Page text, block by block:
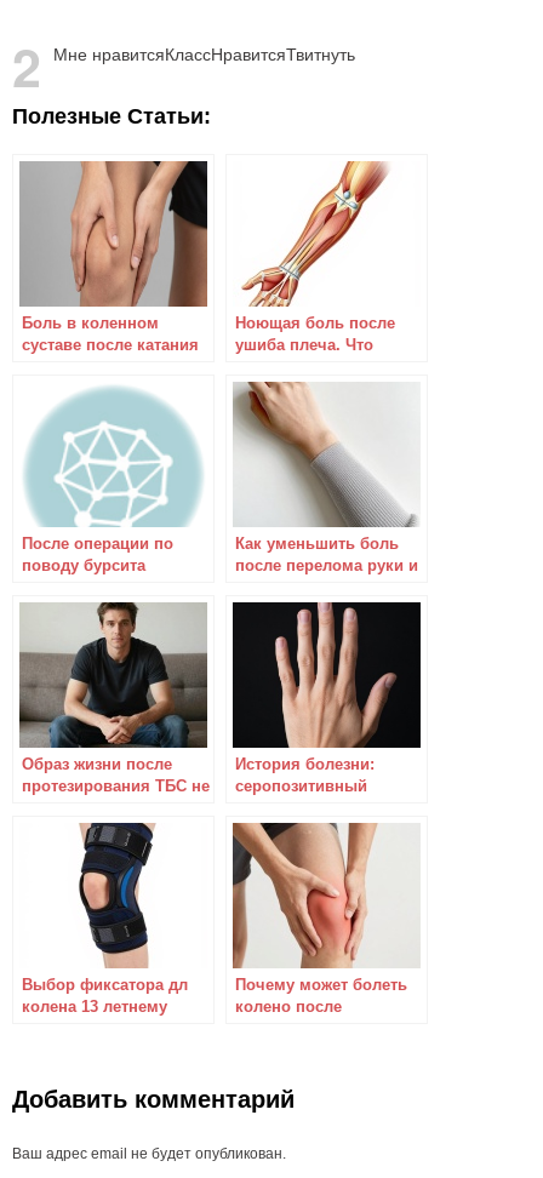
2 Мне нравитсяКлассНравитсяТвитнуть
Полезные Статьи:
Боль в коленном
суставе после катания
Ноющая боль после
ушиба плеча. Что
После операции по
поводу бурсита
Как уменьшить боль
после перелома руки и
выздоровление?
Образ жизни после
протезирования ТБС не
История болезни:
серопозитивный
на основании жалоб
Выбор фиксатора дл
колена 13 летнему
Почему может болеть
колено после
Добавить комментарий
Ваш адрес email не будет опубликован.